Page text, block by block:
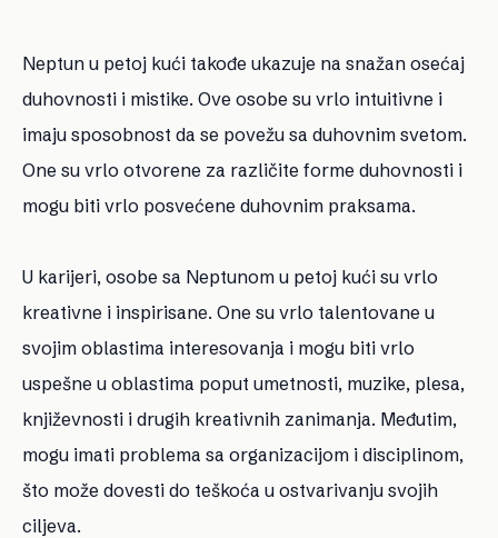
Neptun u petoj kući takođe ukazuje na snažan osećaj
duhovnosti i mistike. Ove osobe su vrlo intuitivne i
imaju sposobnost da se povežu sa duhovnim svetom.
One su vrlo otvorene za različite forme duhovnosti i
mogu biti vrlo posvećene duhovnim praksama.
U karijeri, osobe sa Neptunom u petoj kući su vrlo
kreativne i inspirisane. One su vrlo talentovane u
svojim oblastima interesovanja i mogu biti vrlo
uspešne u oblastima poput umetnosti, muzike, plesa,
književnosti i drugih kreativnih zanimanja. Međutim,
mogu imati problema sa organizacijom i disciplinom,
što može dovesti do teškoća u ostvarivanju svojih
ciljeva.